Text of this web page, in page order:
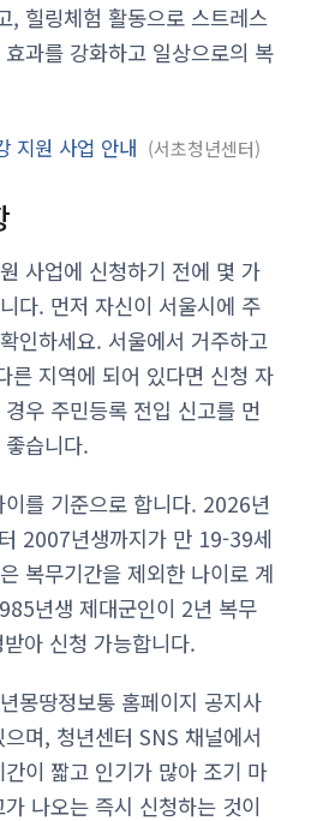
, 힐링체험 활동으로 스트레스
과를 강화하고 일상으로의 복
지원 사업 안내 서초청년센터
사업에 신청하기 전에 몇 가
다. 먼저 자신이 서울시에 주
인하세요. 서울에서 거주하고
른 지역에 되어 있다면 신청 자
우 주민등록 전입 신고를 먼
습니다.
를 기준으로 합니다. 2026년
2007년생까지가 만 19-39세
복무기간을 제외한 나이로 계
년생 제대군인이 2년 복무
아 신청 가능합니다.
몽땅정보통 홈페이지 공지사
며, 청년센터 SNS 채널에서
이 짧고 인기가 많아 조기 마
나오는 즉시 신청하는 것이